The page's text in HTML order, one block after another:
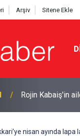
Arşiv Sitene Ekle
Rojin Kabaiş'in
nisan ayında lapa